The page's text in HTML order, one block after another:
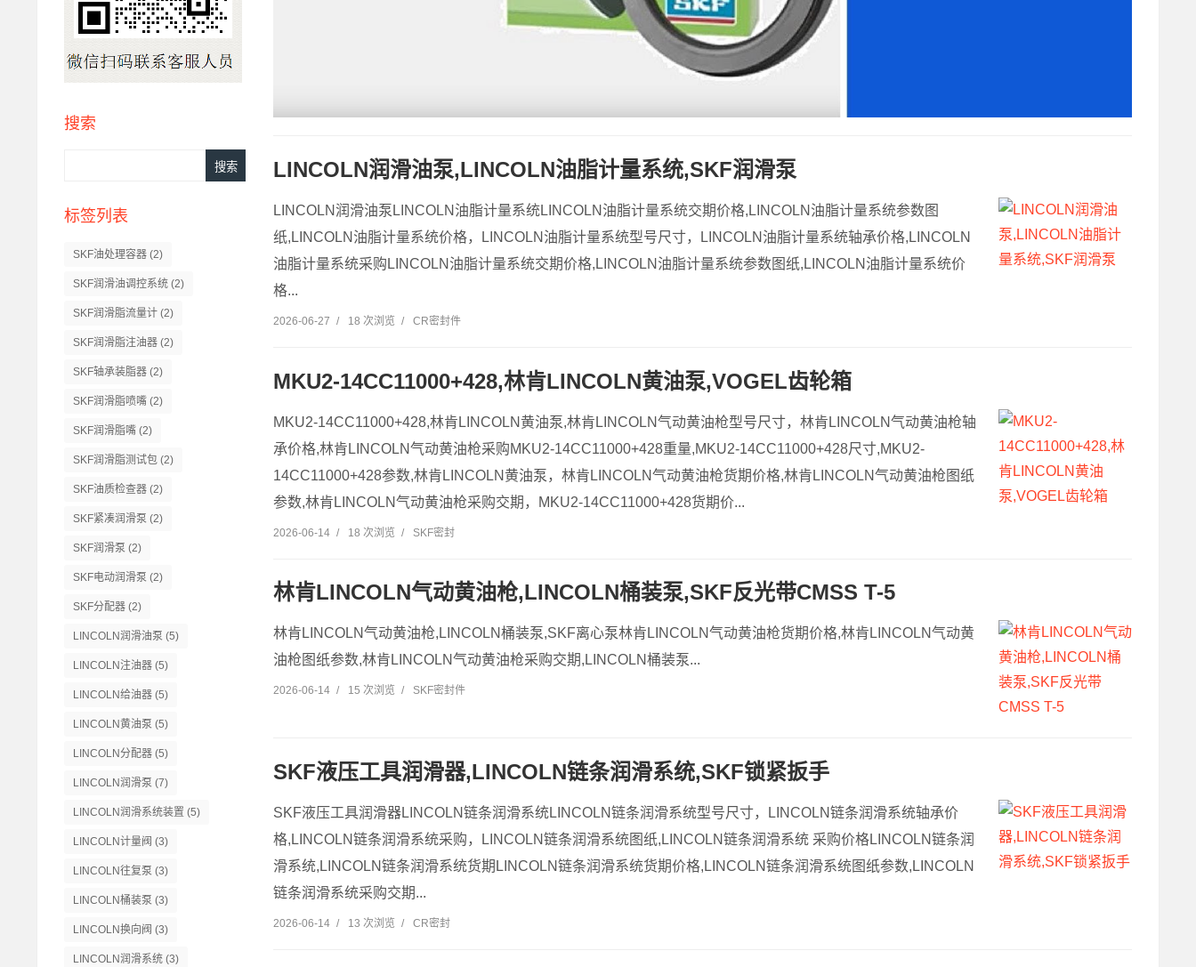
搜索
标签列表
SKF油处理容器 (2)
SKF润滑油调控系统 (2)
SKF润滑脂流量计 (2)
SKF润滑脂注油器 (2)
SKF轴承装脂器 (2)
SKF润滑脂喷嘴 (2)
SKF润滑脂嘴 (2)
SKF润滑脂测试包 (2)
SKF油质检查器 (2)
SKF紧凑润滑泵 (2)
SKF润滑泵 (2)
SKF电动润滑泵 (2)
SKF分配器 (2)
LINCOLN润滑油泵 (5)
LINCOLN注油器 (5)
LINCOLN给油器 (5)
LINCOLN黄油泵 (5)
LINCOLN分配器 (5)
LINCOLN润滑泵 (7)
LINCOLN润滑系统装置 (5)
LINCOLN计量阀 (3)
LINCOLN往复泵 (3)
LINCOLN桶装泵 (3)
LINCOLN换向阀 (3)
LINCOLN润滑系统 (3)
LINCOLN润滑油泵,LINCOLN油脂计量系统,SKF润滑泵
LINCOLN润滑油泵LINCOLN油脂计量系统LINCOLN油脂计量系统交期价格,LINCOLN油脂计量系统参数图
纸,LINCOLN油脂计量系统价格，LINCOLN油脂计量系统型号尺寸，LINCOLN油脂计量系统轴承价格,LINCOLN
油脂计量系统采购LINCOLN油脂计量系统交期价格,LINCOLN油脂计量系统参数图纸,LINCOLN油脂计量系统价
格...
2026-06-27 / 18 次浏览 / CR密封件
MKU2-14CC11000+428,林肯LINCOLN黄油泵,VOGEL齿轮箱
MKU2-14CC11000+428,林肯LINCOLN黄油泵,林肯LINCOLN气动黄油枪型号尺寸，林肯LINCOLN气动黄油枪轴
承价格,林肯LINCOLN气动黄油枪采购MKU2-14CC11000+428重量,MKU2-14CC11000+428尺寸,MKU2-
14CC11000+428参数,林肯LINCOLN黄油泵，林肯LINCOLN气动黄油枪货期价格,林肯LINCOLN气动黄油枪图纸
参数,林肯LINCOLN气动黄油枪采购交期，MKU2-14CC11000+428货期价...
2026-06-14 / 18 次浏览 / SKF密封
林肯LINCOLN气动黄油枪,LINCOLN桶装泵,SKF反光带CMSS T-5
林肯LINCOLN气动黄油枪,LINCOLN桶装泵,SKF离心泵林肯LINCOLN气动黄油枪货期价格,林肯LINCOLN气动黄
油枪图纸参数,林肯LINCOLN气动黄油枪采购交期,LINCOLN桶装泵...
2026-06-14 / 15 次浏览 / SKF密封件
SKF液压工具润滑器,LINCOLN链条润滑系统,SKF锁紧扳手
SKF液压工具润滑器LINCOLN链条润滑系统LINCOLN链条润滑系统型号尺寸，LINCOLN链条润滑系统轴承价
格,LINCOLN链条润滑系统采购，LINCOLN链条润滑系统图纸,LINCOLN链条润滑系统 采购价格LINCOLN链条润
滑系统,LINCOLN链条润滑系统货期LINCOLN链条润滑系统货期价格,LINCOLN链条润滑系统图纸参数,LINCOLN
链条润滑系统采购交期...
2026-06-14 / 13 次浏览 / CR密封